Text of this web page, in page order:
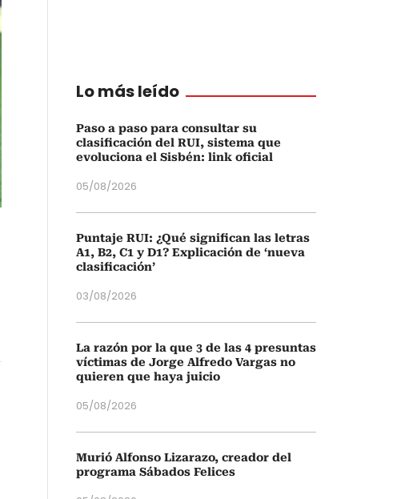
Lo más leído
Paso a paso para consultar su
clasificación del RUI, sistema que
evoluciona el Sisbén: link oficial
05/08/2026
Puntaje RUI: ¿Qué significan las letras
A1, B2, C1 y D1? Explicación de ‘nueva
clasificación’
03/08/2026
La razón por la que 3 de las 4 presuntas
víctimas de Jorge Alfredo Vargas no
quieren que haya juicio
05/08/2026
Murió Alfonso Lizarazo, creador del
programa Sábados Felices